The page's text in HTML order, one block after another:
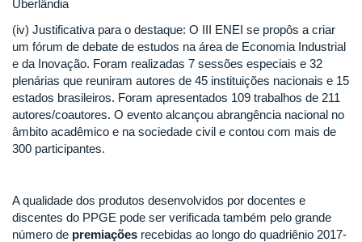
Uberlândia
(iv) Justificativa para o destaque: O III ENEI se propôs a criar
um fórum de debate de estudos na área de Economia Industrial
e da Inovação. Foram realizadas 7 sessões especiais e 32
plenárias que reuniram autores de 45 instituições nacionais e 15
estados brasileiros. Foram apresentados 109 trabalhos de 211
autores/coautores. O evento alcançou abrangência nacional no
âmbito acadêmico e na sociedade civil e contou com mais de
300 participantes.
A qualidade dos produtos desenvolvidos por docentes e
discentes do PPGE pode ser verificada também pelo grande
número de premiações recebidas ao longo do quadriênio 2017-